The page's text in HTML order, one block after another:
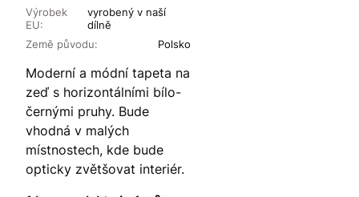
Výrobek
EU:
vyrobený v naší
dílně
Země původu: Polsko
Moderní a módní tapeta na
zeď s horizontálními bílo-
černými pruhy. Bude
vhodná v malých
místnostech, kde bude
opticky zvětšovat interiér.